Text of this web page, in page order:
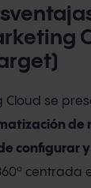
Cloud se
de
configurar
centrada